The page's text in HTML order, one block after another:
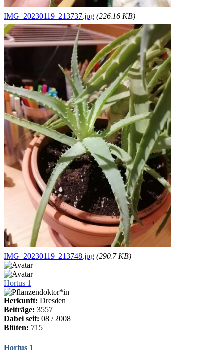
IMG_20230119_213737.jpg (226.16 KB)
IMG_20230119_213748.jpg (290.7 KB)
Hortus 1
Herkunft: Dresden
Beiträge: 3557
Dabei seit: 08 / 2008
Blüten: 715
Hortus 1